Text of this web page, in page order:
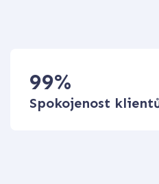
99%
Spokojenost